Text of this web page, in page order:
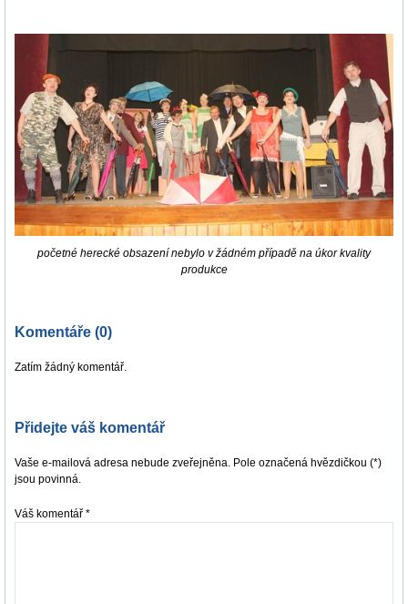
početné herecké obsazení nebylo v žádném případě na úkor kvality
produkce
Komentáře (0)
Zatím žádný komentář.
Přidejte váš komentář
Vaše e-mailová adresa nebude zveřejněna. Pole označená hvězdičkou (*)
jsou povinná.
Váš komentář *